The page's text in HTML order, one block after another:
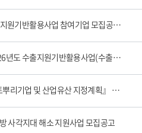
용사업 참여기업 모집공고(긴급지원바우처 4차)
기반활용사업(수출바우처) 참여기업 3차 모집 공고
기업 및 산업유산 지정계획』 공고
사각지대 해소 지원사업 모집공고